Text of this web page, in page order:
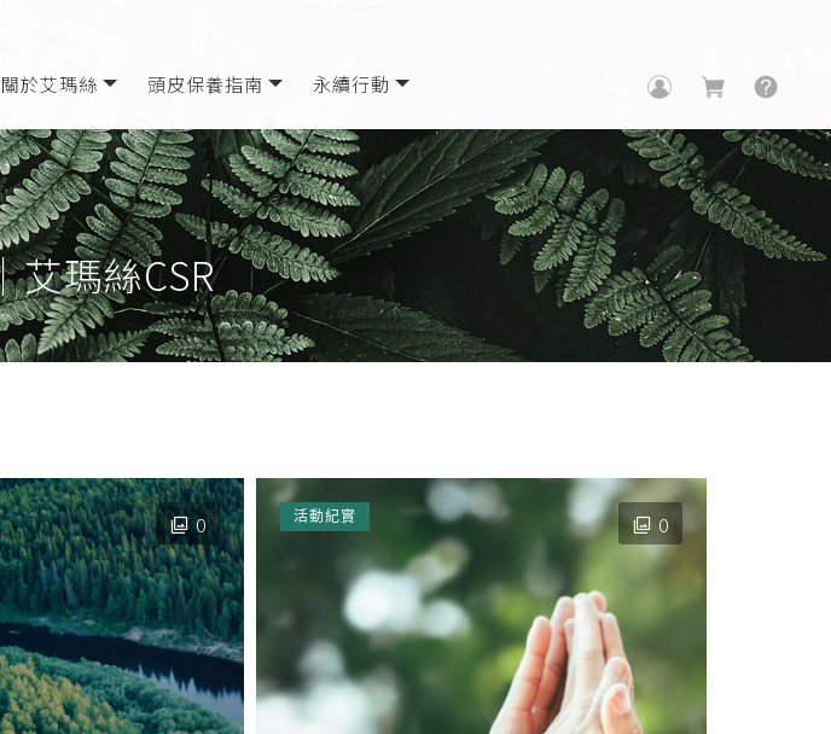
關於艾瑪絲 頭皮保養指南 永續行動
艾瑪絲CSR
0 0
活動紀實